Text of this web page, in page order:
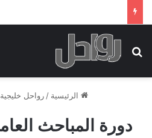
بحث عن
الرئيسية / رواحل خليجية